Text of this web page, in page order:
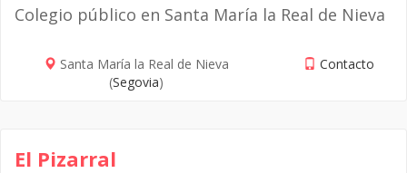
Colegio público en Santa María la Real de Nieva
Santa María la Real de Nieva
(Segovia)
Contacto
El Pizarral